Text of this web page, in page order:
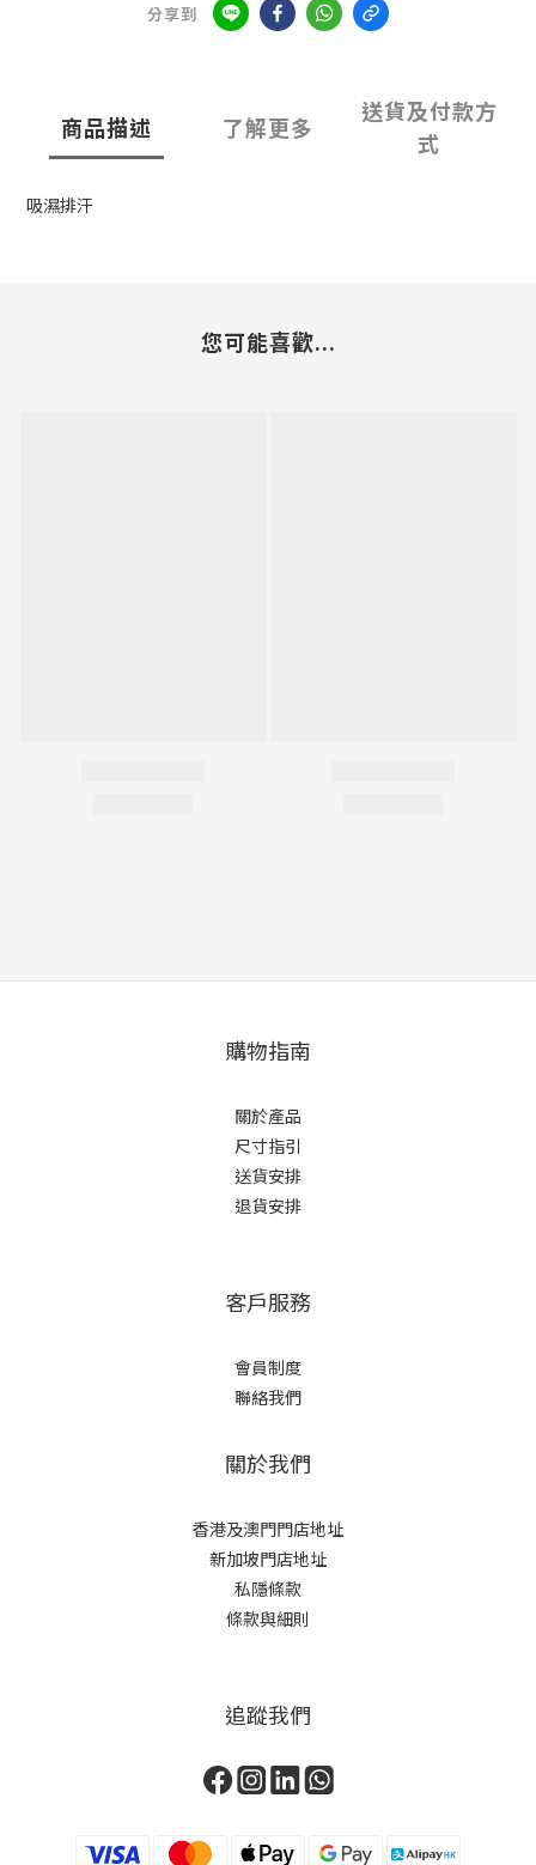
分享到
商品描述 了解更多
送貨及付款方
式
吸濕排汗
您可能喜歡...
購物指南
關於產品
尺寸指引
送貨安排
退貨安排
客戶服務
會員制度
聯絡我們
關於我們
香港及澳門門店地址
新加坡門店地址
私隱條款
條款與細則
追蹤我們